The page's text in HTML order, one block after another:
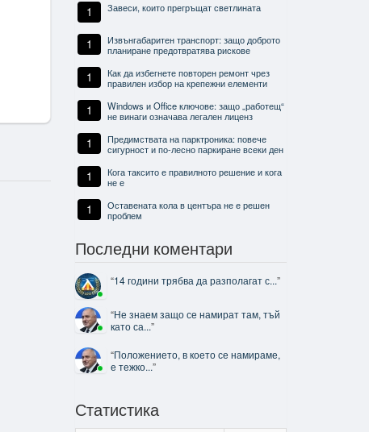
1 Завеси, които прегръщат светлината
1
Извънгабаритен транспорт: защо доброто
планиране предотвратява рискове
1
Как да избегнете повторен ремонт чрез
правилен избор на крепежни елементи
1
Windows и Office ключове: защо „работещ“
не винаги означава легален лиценз
1
Предимствата на парктроника: повече
сигурност и по-лесно паркиране всеки ден
1
Кога таксито е правилното решение и кога
не е
1
Оставената кола в центъра не е решен
проблем
Последни коментари
“14 години трябва да разполагат с...”
“Не знаем защо се намират там, тъй
като са...”
“Положението, в което се намираме,
е тежко...”
Статистика